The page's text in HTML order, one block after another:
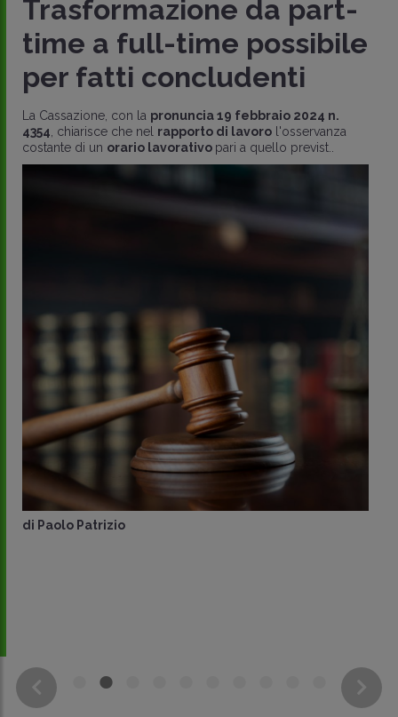
Trasformazione da part-
time a full-time possibile
per fatti concludenti
La Cassazione, con la pronuncia 19 febbraio 2024 n.
4354 , chiarisce che nel rapporto di lavoro l'osservanza
costante di un orario lavorativo pari a quello previst..
di Paolo Patrizio